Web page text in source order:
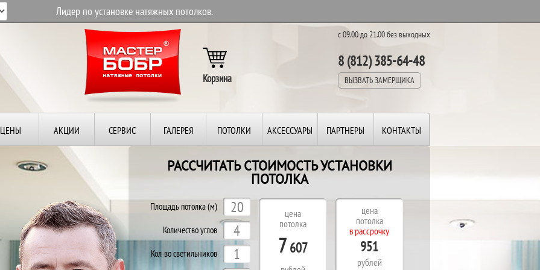
Лидер по установке натяжных потолков.
Корзина
с 09.00 до 21.00 без выходных
8 (812) 385-64-48
ВЫЗВАТЬ ЗАМЕРЩИКА
ЦЕНЫ АКЦИИ СЕРВИС ГАЛЕРЕЯ ПОТОЛКИ АКСЕССУАРЫ ПАРТНЕРЫ КОНТАКТЫ
РАССЧИТАТЬ СТОИМОСТЬ УСТАНОВКИ
ПОТОЛКА
Площадь потолка (м)
Количество углов
Кол-во светильников
цена
потолка
7 607
цена
потолка
в рассрочку
951
рублей